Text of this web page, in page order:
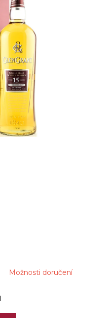
Možnosti doručení